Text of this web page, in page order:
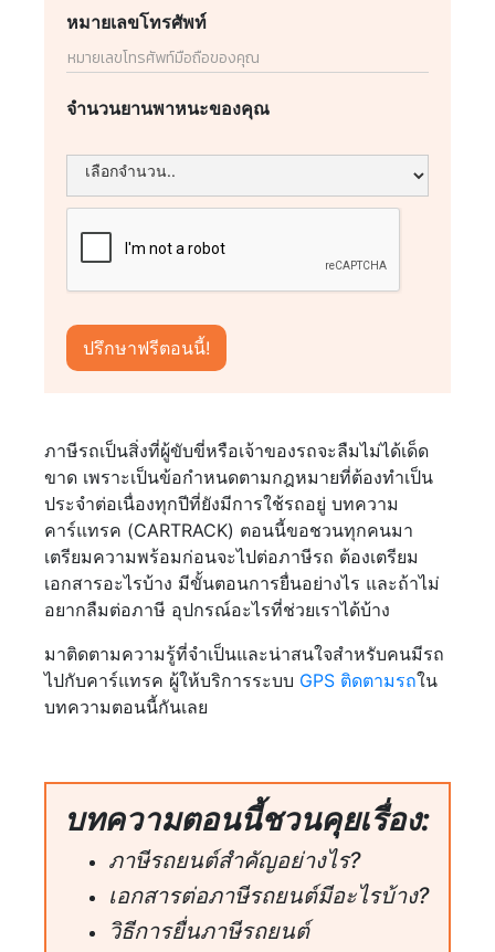
หมายเลขโทรศัพท์
จำนวนยานพาหนะของคุณ
ภาษีรถเป็นสิ่งที่ผู้ขับขี่หรือเจ้าของรถจะลืมไม่ได้เด็ด
ขาด เพราะเป็นข้อกำหนดตามกฎหมายที่ต้องทำเป็น
ประจำต่อเนื่องทุกปีที่ยังมีการใช้รถอยู่ บทความ
คาร์แทรค (CARTRACK) ตอนนี้ขอชวนทุกคนมา
เตรียมความพร้อมก่อนจะไปต่อภาษีรถ ต้องเตรียม
เอกสารอะไรบ้าง มีขั้นตอนการยื่นอย่างไร และถ้าไม่
อยากลืมต่อภาษี อุปกรณ์อะไรที่ช่วยเราได้บ้าง
มาติดตามความรู้ที่จำเป็นและน่าสนใจสำหรับคนมีรถ
ไปกับคาร์แทรค ผู้ให้บริการระบบ GPS ติดตามรถใน
บทความตอนนี้กันเลย
บทความตอนนี้ชวนคุยเรื่อง:
ภาษีรถยนต์สำคัญอย่างไร?
เอกสารต่อภาษีรถยนต์มีอะไรบ้าง?
วิธีการยื่นภาษีรถยนต์